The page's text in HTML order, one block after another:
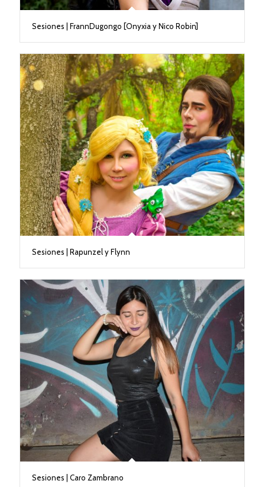
Sesiones | FrannDugongo [Onyxia y Nico Robin]
Sesiones | Rapunzel y Flynn
Sesiones | Caro Zambrano